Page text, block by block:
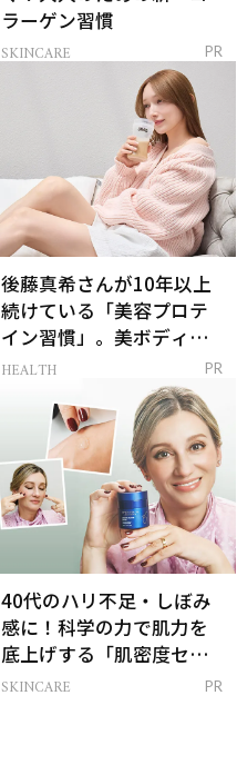
ラーゲン習慣
SKINCARE PR
後藤真希さんが10年以上
続けている「美容プロテ
イン習慣」。美ボディを
支える朝ルーティンと
HEALTH PR
40代のハリ不足・しぼみ
感に！科学の力で肌力を
底上げする「肌密度セラ
ム」
SKINCARE PR